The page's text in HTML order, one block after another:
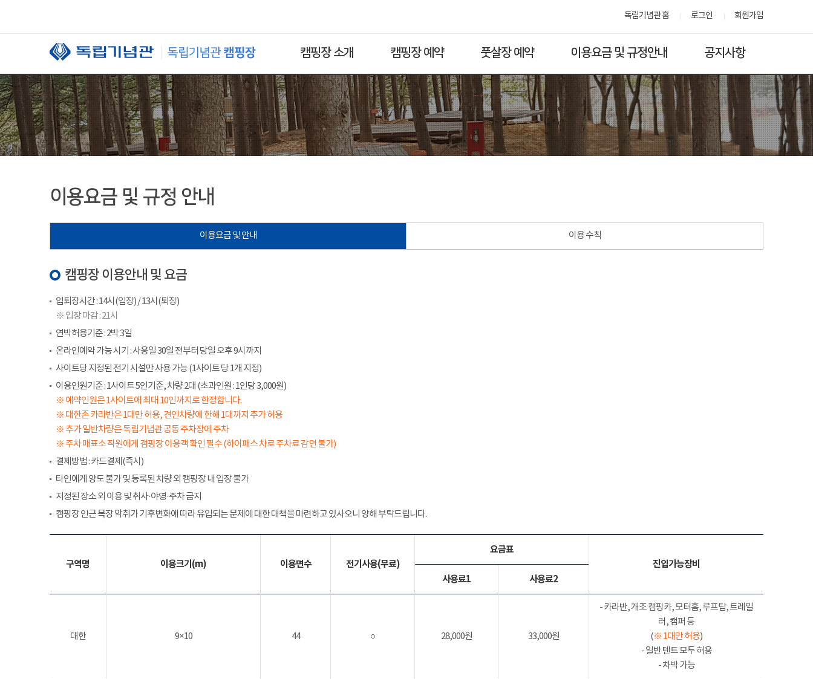
독립기념관 홈 로그인 회원가입
캠핑장 소개 캠핑장 예약 풋살장 예약 이용요금 및 규정안내 공지사항
이용요금 및 규정 안내
이용요금 및 안내 이용 수칙
캠핑장 이용안내 및 요금
입퇴장시간 : 14시(입장) / 13시(퇴장)
※ 입장 마감 : 21시
연박허용기준 : 2박 3일
온라인예약 가능 시기 : 사용일 30일 전부터 당일 오후 9시까지
사이트당 지정된 전기 시설만 사용 가능 (1사이트 당 1개 지정)
이용인원기준 : 1사이트 5인기준, 차량 2대 (초과인원 : 1인당 3,000원)
※ 예약인원은 1사이트에 최대 10인까지로 한정합니다.
※ 대한존 카라반은 1대만 허용, 견인차량에 한해 1대까지 추가 허용
※ 추가 일반차량은 독립기념관 공동 주차장에 주차
※ 주차 매표소 직원에게 갬핑장 이용객 확인 필수 (하이패스 차로 주차료 감면 불가)
결제방법 : 카드결제(즉시)
타인에게 양도 불가 및 등록된 차량 외 캠핑장 내 입장 불가
지정된 장소 외 이용 및 취사·야영·주차 금지
캠핑장 인근 목장 악취가 기후변화에 따라 유입되는 문제에 대한 대책을 마련하고 있사오니 양해 부탁드립니다.
구역명 이용크기(m) 이용면수 전기사용(무료)
요금표
진입가능장비
사용료1
사용료2
대한 9×10 44 ○ 28,000원 33,000원
- 카라반, 개조 캠핑카, 모터홈, 루프탑, 트레일
러, 캠퍼 등
(※ 1대만 허용)
- 일반 텐트 모두 허용
- 차박 가능